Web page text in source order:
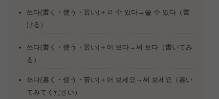
쓰다(書く・使う・苦い)＋ㄹ 수 있다→쓸 수 있다（書
ける）
쓰다(書く・使う・苦い)＋어 보다→써 보다（書いてみ
る）
쓰다(書く・使う・苦い)＋어 보세요→써 보세요（書い
てみてください）